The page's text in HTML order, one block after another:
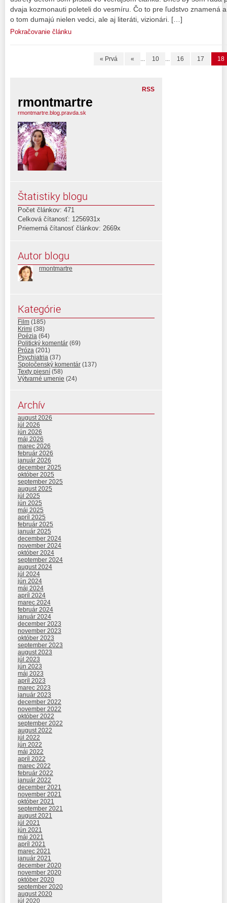
dvaja kozmonauti poleteli do vesmíru. Čo to pre ľudstvo znamená
o tom dumajú nielen vedci, ale aj literáti, vizionári. […]
Pokračovanie článku
« Prvá « ... 10 ... 16 17 18
RSS
rmontmartre
rmontmartre.blog.pravda.sk
Štatistiky blogu
Počet článkov: 471
Celková čítanosť: 1256931x
Priemerná čítanosť článkov: 2669x
Autor blogu
rmontmartre
Kategórie
Film (185)
Krimi (38)
Poézia (64)
Politický komentár (69)
Próza (201)
Psychiatria (37)
Spoločenský komentár (137)
Texty piesní (58)
Výtvarné umenie (24)
Archív
august 2026
júl 2026
jún 2026
máj 2026
marec 2026
február 2026
január 2026
december 2025
október 2025
september 2025
august 2025
júl 2025
jún 2025
máj 2025
apríl 2025
február 2025
január 2025
december 2024
november 2024
október 2024
september 2024
august 2024
júl 2024
jún 2024
máj 2024
apríl 2024
marec 2024
február 2024
január 2024
december 2023
november 2023
október 2023
september 2023
august 2023
júl 2023
jún 2023
máj 2023
apríl 2023
marec 2023
január 2023
december 2022
november 2022
október 2022
september 2022
august 2022
júl 2022
jún 2022
máj 2022
apríl 2022
marec 2022
február 2022
január 2022
december 2021
november 2021
október 2021
september 2021
august 2021
júl 2021
jún 2021
máj 2021
apríl 2021
marec 2021
január 2021
december 2020
november 2020
október 2020
september 2020
august 2020
júl 2020